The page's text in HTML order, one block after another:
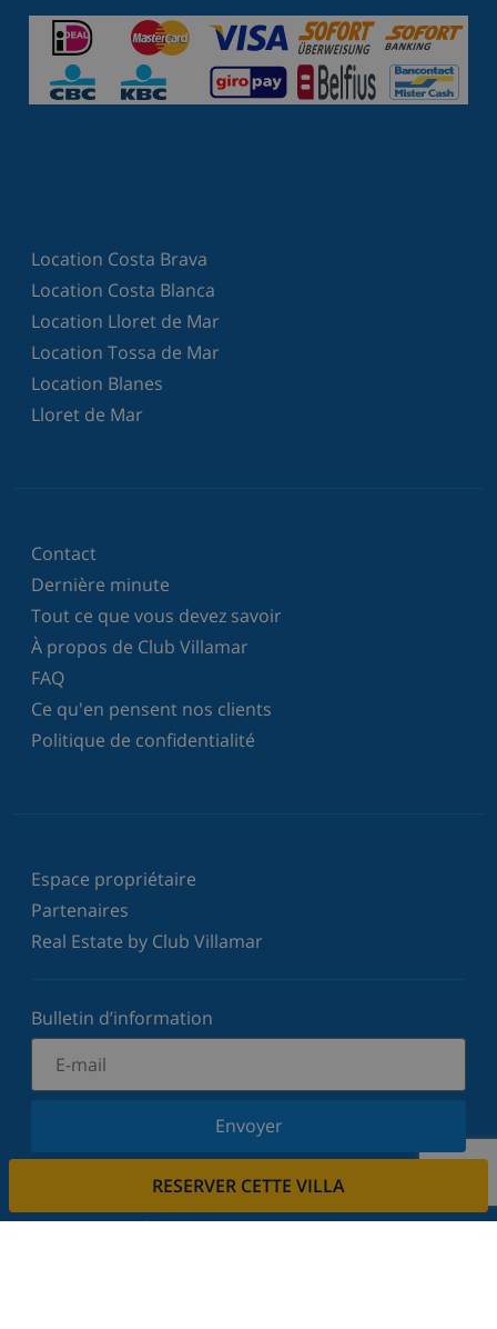
RESERVER CETTE VILLA
Location Costa Brava
Location Costa Blanca
Location Lloret de Mar
Location Tossa de Mar
Location Blanes
Lloret de Mar
Contact
Dernière minute
Tout ce que vous devez savoir
À propos de Club Villamar
FAQ
Ce qu'en pensent nos clients
Politique de confidentialité
Espace propriétaire
Partenaires
Real Estate by Club Villamar
Bulletin d’information
Envoyer
Inscrivez-vous à notre newsletter et restez informé
votre vie privée.